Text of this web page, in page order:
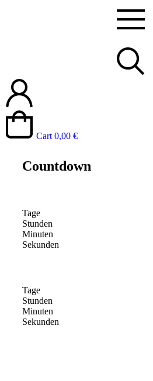
Cart 0,00 €
Countdown
Tage
Stunden
Minuten
Sekunden
Tage
Stunden
Minuten
Sekunden